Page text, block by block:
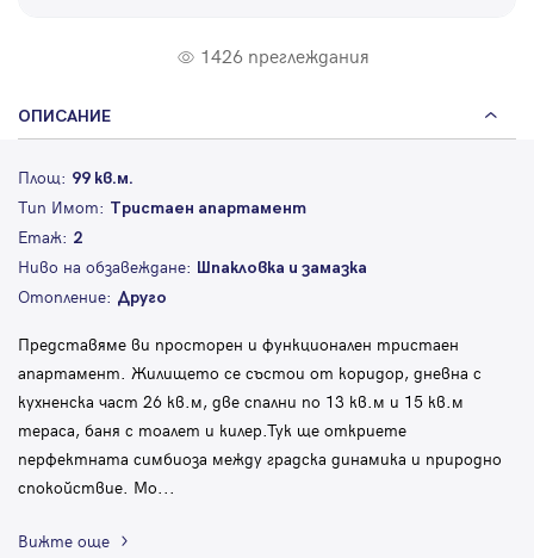
1426 преглеждания
ОПИСАНИЕ
Площ: 99 кв.м.
Тип Имот: Тристаен апартамент
Етаж: 2
Ниво на обзавеждане: Шпакловка и замазка
Отопление: Друго
Представяме ви просторен и функционален тристаен
апартамент. Жилището се състои от коридор, дневна с
кухненска част 26 кв.м, две спални по 13 кв.м и 15 кв.м
тераса, баня с тоалет и килер.Тук ще откриете
перфектната симбиоза между градска динамика и природно
спокойствие. Мо...
Вижте още